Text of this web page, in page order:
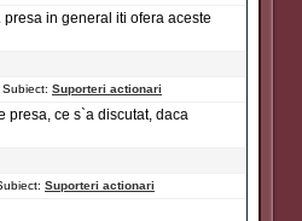
in general iti ofera aceste
Suporteri actionari
presa, ce s`a discutat, daca
Suporteri actionari